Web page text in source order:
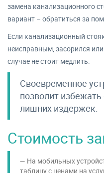
замена канализационного
вариант – обратиться за
Если канализационный
неисправным, засорился
случае не стоит медлить.
Своевременное
позволит
лишних издержек.
Стоимость
На мобильных
таблицу c ценами на